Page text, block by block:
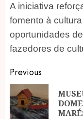
A iniciativa
fomento à
oportunidades
fazedores de
Post
navigation
Previous